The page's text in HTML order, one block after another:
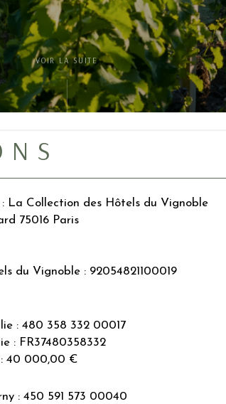
VOIR LA SUITE
La Collection des Hôtels du Vignoble
75016 Paris
du Vignoble : 92054821100019
: 480 358 332 00017
: FR37480358332
: 40 000,00 €
: 450 591 573 00040